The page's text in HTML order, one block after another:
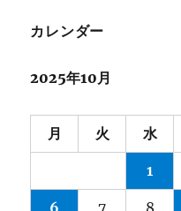
カレンダー
2025年10月
月 火 水
1